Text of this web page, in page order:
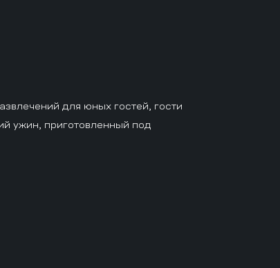
для юных гостей, гости
ужин, приготовленный под